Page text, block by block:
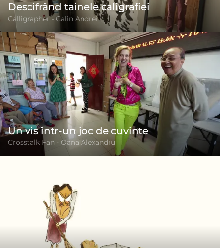
Descifrând tainele caligrafiei
Calligrapher - Calin Andrei
Un vis într-un joc de cuvinte
Crosstalk Fan - Oana Alexandru